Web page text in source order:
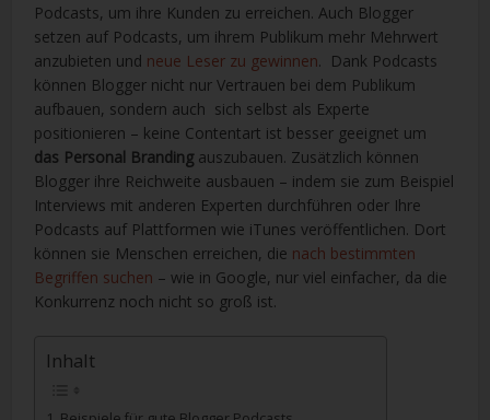
Podcasts, um ihre Kunden zu erreichen. Auch Blogger
setzen auf Podcasts, um ihrem Publikum mehr Mehrwert
anzubieten und neue Leser zu gewinnen. Dank Podcasts
können Blogger nicht nur Vertrauen bei dem Publikum
aufbauen, sondern auch sich selbst als Experte
positionieren – keine Contentart ist besser geeignet um
das Personal Brandingauszubauen. Zusätzlich können
Blogger ihre Reichweite ausbauen – indem sie zum Beispiel
Interviews mit anderen Experten durchführen oder Ihre
Podcasts auf Plattformen wie iTunes veröffentlichen. Dort
können sie Menschen erreichen, die nach bestimmten
Begriffen suchen – wie in Google, nur viel einfacher, da die
Konkurrenz noch nicht so groß ist.
Inhalt